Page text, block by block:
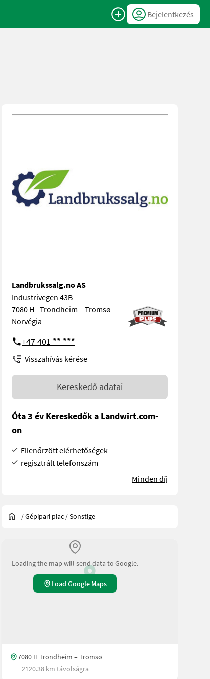
Bejelentkezés
Landbrukssalg.no AS
Industrivegen 43B
7080 H - Trondheim – Tromsø
Norvégia
+47 401 ** ***
Visszahívás kérése
Kereskedő adatai
Óta 3 év Kereskedők a Landwirt.com-
on
Ellenőrzött elérhetőségek
regisztrált telefonszám
Minden díj
/Gépipari piac /Sonstige
Loading the map will send data to Google.
Load Google Maps
7080 H Trondheim – Tromsø
2120.38 km távolságra